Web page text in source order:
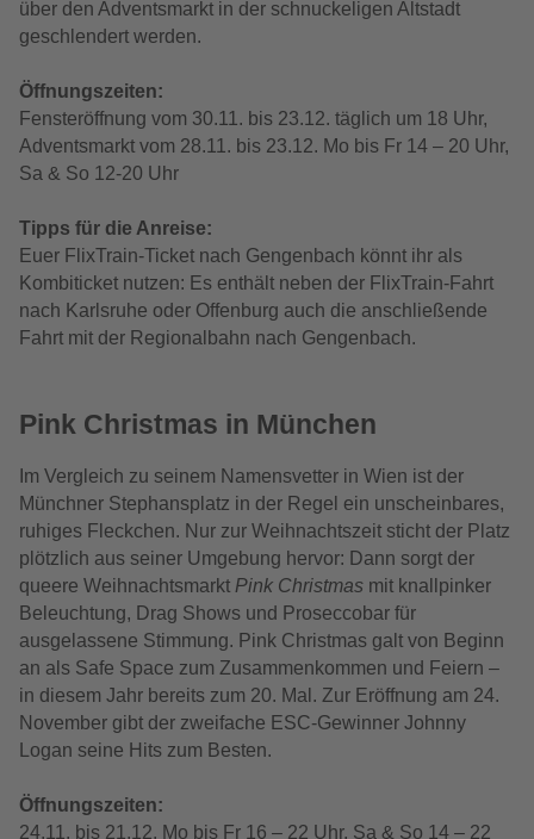
über den Adventsmarkt in der schnuckeligen Altstadt
geschlendert werden.
Öffnungszeiten:
Fensteröffnung vom 30.11. bis 23.12. täglich um 18 Uhr,
Adventsmarkt vom 28.11. bis 23.12. Mo bis Fr 14 – 20 Uhr,
Sa & So 12-20 Uhr
Tipps für die Anreise:
Euer FlixTrain-Ticket nach Gengenbach könnt ihr als
Kombiticket nutzen: Es enthält neben der FlixTrain-Fahrt
nach Karlsruhe oder Offenburg auch die anschließende
Fahrt mit der Regionalbahn nach Gengenbach.
Pink Christmas in München
Im Vergleich zu seinem Namensvetter in Wien ist der
Münchner Stephansplatz in der Regel ein unscheinbares,
ruhiges Fleckchen. Nur zur Weihnachtszeit sticht der Platz
plötzlich aus seiner Umgebung hervor: Dann sorgt der
queere Weihnachtsmarkt Pink Christmas mit knallpinker
Beleuchtung, Drag Shows und Proseccobar für
ausgelassene Stimmung. Pink Christmas galt von Beginn
an als Safe Space zum Zusammenkommen und Feiern –
in diesem Jahr bereits zum 20. Mal. Zur Eröffnung am 24.
November gibt der zweifache ESC-Gewinner Johnny
Logan seine Hits zum Besten.
Öffnungszeiten:
24.11. bis 21.12. Mo bis Fr 16 – 22 Uhr, Sa & So 14 – 22